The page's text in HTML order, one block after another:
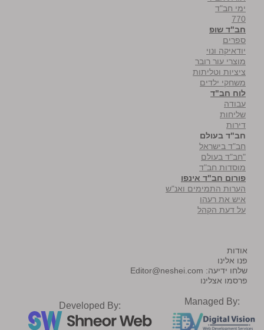
ימי חב"ד
770
חב"ד שופ
ספרים
יודאיקה ונוי
מוצרי עור רובר
ציציות וטליתות
משחקי ילדים
לוח חב"ד
עבודה
שליחות
דירות
חב"ד בעולם
חב"ד בישראל
"חב"ד בעולם
מוסדות חב"ד
פורום חב"ד אינפו
הערות התמימים ואנ"ש
איש את רעהו
על דעת הקהל
אודות
פנו אלינו
שלחו ידיעה: Editor@neshei.com
פרסמו אצלינו
Developed By: Managed By: